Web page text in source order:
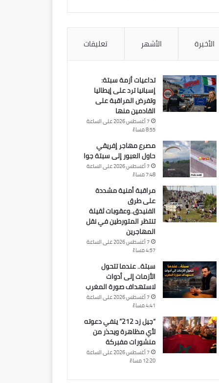
الأخيرة الأشهر تعليقات
تداعيات أزمة سبتة:
إسبانيا ترد على إيطاليا
وتفرض المراقبة على
القادمين منها
7 أغسطس 2026 على الساعة
8:55 مساءً
مصرع مهاجر إفريقي
حاول العبور إلى سبتة جوا
7 أغسطس 2026 على الساعة
7:48 مساءً
مراقبة أمنية مشددة
على طرق
الفنيدق..وعقوبات ثقيلة
تنتظر المتورطين في نقل
المهاجرين
7 أغسطس 2026 على الساعة
4:57 مساءً
سبتة.. عندما تتحول
الأزمات إلى أدوات
لاستهداف صورة المغرب
7 أغسطس 2026 على الساعة
4:41 مساءً
“جيل زد 212” ينفي دعوته
لأي مظاهرة ويحذر من
منشورات مفبركة
7 أغسطس 2026 على الساعة
12:20 مساءً